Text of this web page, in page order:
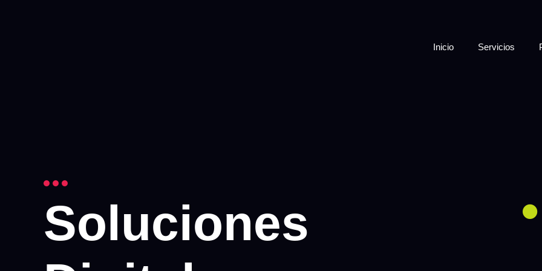
Inicio Servicios
Soluciones